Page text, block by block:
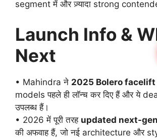
segment में और ज़्यादा strong
Launch Info &
Next
• Mahindra ने 2025 Bolero facelift
models पहले ही लॉन्च कर दिए हैं और ये
उपलब्ध हैं।
• 2026 में पूरी तरह updated next-
की अफवाह हैं, जो नई architecture और